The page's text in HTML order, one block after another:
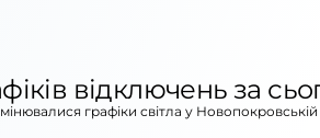
відключень за
графіки світла у